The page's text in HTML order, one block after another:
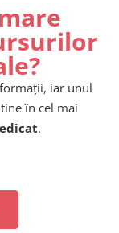
iar unul
în cel mai
.